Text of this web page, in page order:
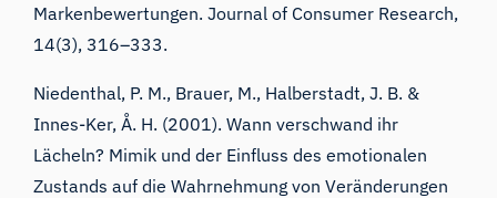
Markenbewertungen. Journal of Consumer Research,
14(3), 316–333.
Niedenthal, P. M., Brauer, M., Halberstadt, J. B. &
Innes-Ker, Å. H. (2001). Wann verschwand ihr
Lächeln? Mimik und der Einfluss des emotionalen
Zustands auf die Wahrnehmung von Veränderungen